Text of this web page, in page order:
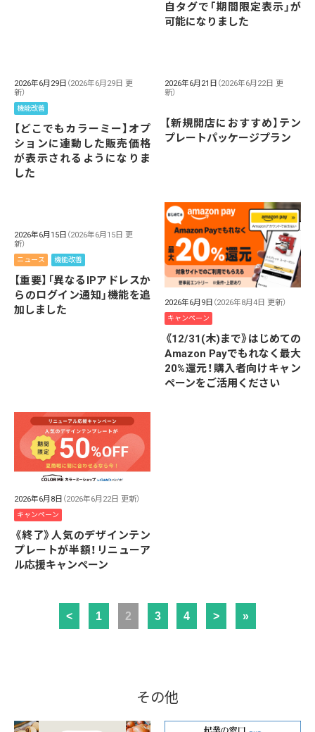
自タグで「期間限定表示」が
可能になりました
2026年6月29日 （2026年6月29日 更
新）
機能改善
【どこでもカラーミー】オプ
ションに連動した販売価格
が表示されるようになりま
した
2026年6月21日 （2026年6月22日 更
新）
【新規開店におすすめ】テン
プレートパッケージプラン
2026年6月15日 （2026年6月15日 更
新）
ニュース 機能改善
【重要】「異なるIPアドレスか
らのログイン通知」機能を追
加しました
2026年6月9日 （2026年8月4日 更新）
キャンペーン
《12/31(木)まで》はじめての
Amazon Payでもれなく最大
20%還元！購入者向けキャン
ペーンをご活用ください
2026年6月8日 （2026年6月22日 更新）
キャンペーン
《終了》人気のデザインテン
プレートが半額！リニューア
ル応援キャンペーン
< 1 2 3 4 > »
その他